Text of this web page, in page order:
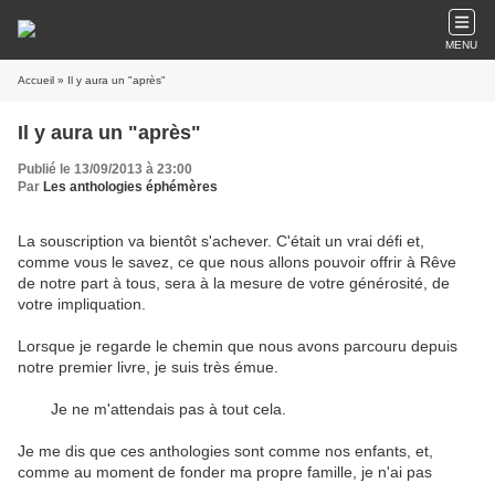
MENU
Accueil » Il y aura un "après"
Il y aura un "après"
Publié le 13/09/2013 à 23:00
Par Les anthologies éphémères
La souscription va bientôt s'achever. C'était un vrai défi et,
comme vous le savez, ce que nous allons pouvoir offrir à Rêve
de notre part à tous, sera à la mesure de votre générosité, de
votre impliquation.
Lorsque je regarde le chemin que nous avons parcouru depuis
notre premier livre, je suis très émue.
Je ne m'attendais pas à tout cela.
Je me dis que ces anthologies sont comme nos enfants, et,
comme au moment de fonder ma propre famille, je n'ai pas